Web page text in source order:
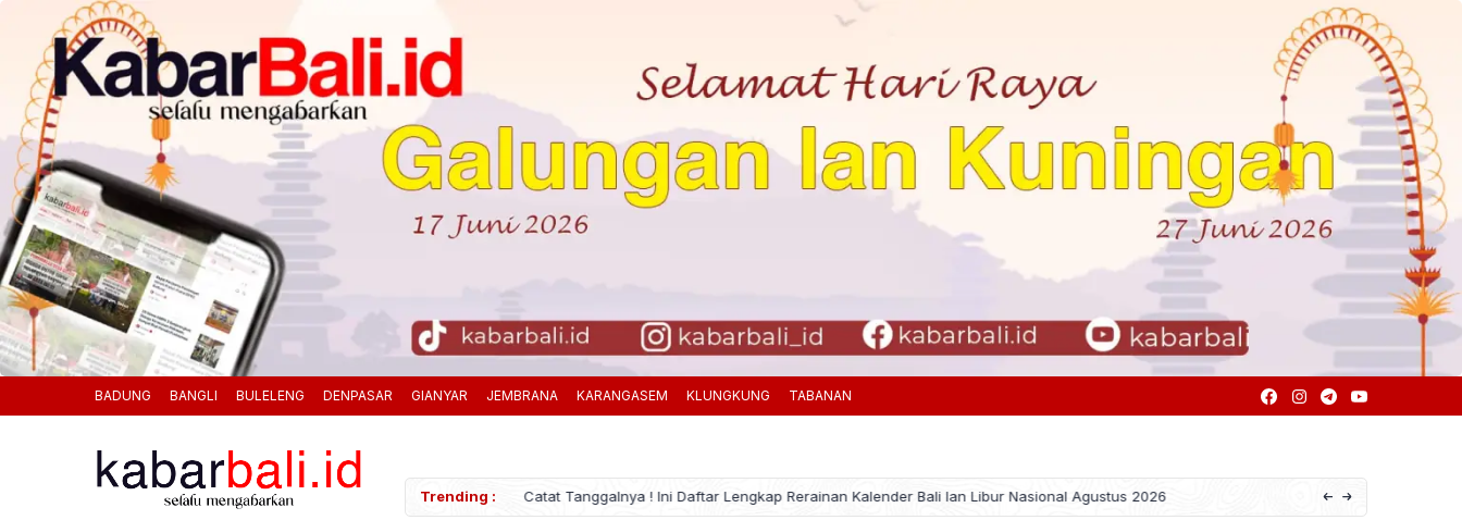
BADUNG BANGLI BULELENG DENPASAR GIANYAR JEMBRANA KARANGASEM KLUNGKUNG TABANAN
Trending :
Kemitraan Strategis, Keuangan, dan Peluang Emas Karier Catat Tanggalnya ! Ini Daftar Lengkap Rerainan Kalender Bali lan Libur Nasional Agustus 2026 Pariwisata Ditopang